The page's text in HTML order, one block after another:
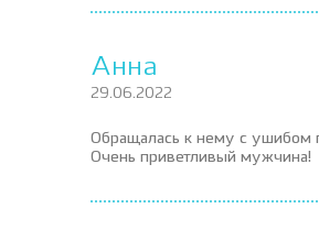
Анна
29.06.2022
Обращалась к нему с ушибом
Очень приветливый мужчина!